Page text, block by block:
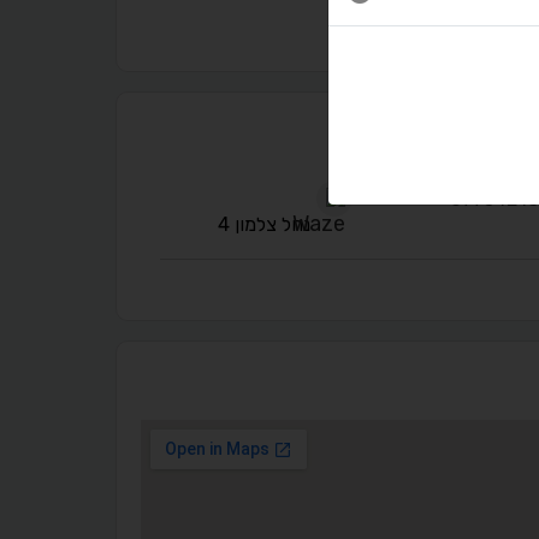
נחל צלמון 4
תקן ישראלי IS 5568
◑
𝔸